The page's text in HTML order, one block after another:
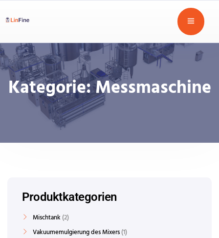
Kategorie:Messmaschine
Produktkategorien
Mischtank 2
Vakuumemulgierung des Mixers 1